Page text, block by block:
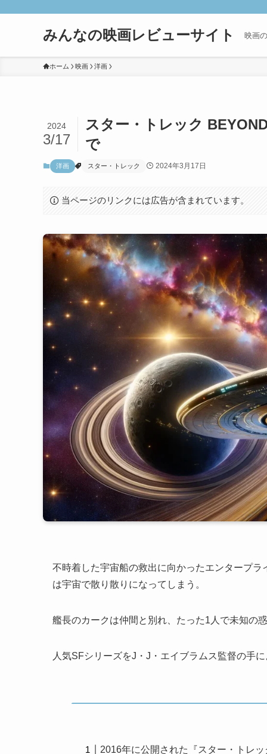
みんなの映画レビューサイト 映画
ホーム 映画 洋画
スター・トレック
で
2024
3/17
洋画 スター・トレック 2024年3月17日
当ページのリンクには広告が含まれています。
不時着した宇宙船の救出に向かったエンタープ
は宇宙で散り散りになってしまう。
艦長のカークは仲間と別れ、たった1人で未知の
人気SFシリーズをJ・J・エイブラムス監督の手
2016年に公開された『スター・トレ